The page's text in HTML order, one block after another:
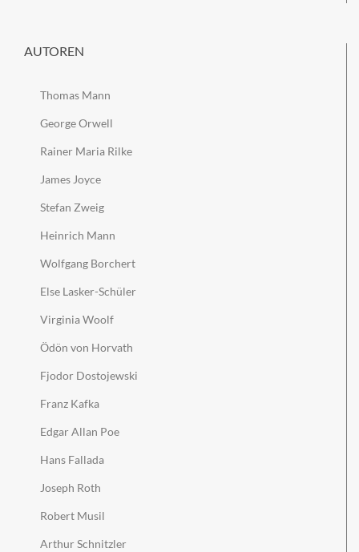
AUTOREN
Thomas Mann
George Orwell
Rainer Maria Rilke
James Joyce
Stefan Zweig
Heinrich Mann
Wolfgang Borchert
Else Lasker-Schüler
Virginia Woolf
Ödön von Horvath
Fjodor Dostojewski
Franz Kafka
Edgar Allan Poe
Hans Fallada
Joseph Roth
Robert Musil
Arthur Schnitzler